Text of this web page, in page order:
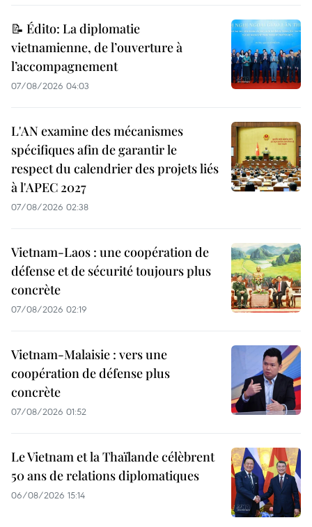
📝 Édito: La diplomatie
vietnamienne, de l’ouverture à
l’accompagnement
07/08/2026 04:03
L'AN examine des mécanismes
spécifiques afin de garantir le
respect du calendrier des projets liés
à l'APEC 2027
07/08/2026 02:38
Vietnam-Laos : une coopération de
défense et de sécurité toujours plus
concrète
07/08/2026 02:19
Vietnam-Malaisie : vers une
coopération de défense plus
concrète
07/08/2026 01:52
Le Vietnam et la Thaïlande célèbrent
50 ans de relations diplomatiques
06/08/2026 15:14